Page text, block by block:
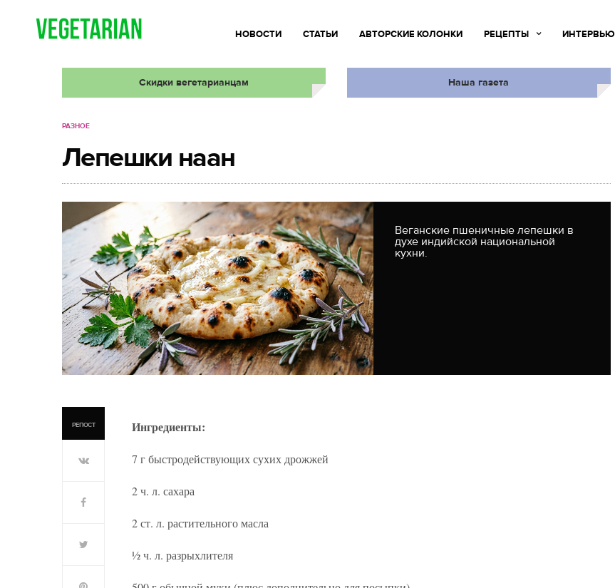
НОВОСТИ СТАТЬИ АВТОРСКИЕ КОЛОНКИ РЕЦЕПТЫ ИНТЕРВЬЮ
Скидки вегетарианцам Наша газета
РАЗНОЕ
Лепешки наан
Веганские пшеничные лепешки в
духе индийской национальной
кухни.
РЕПОСТ Ингредиенты:
7 г быстродействующих сухих дрожжей
2 ч. л. сахара
2 ст. л. растительного масла
½ ч. л. разрыхлителя